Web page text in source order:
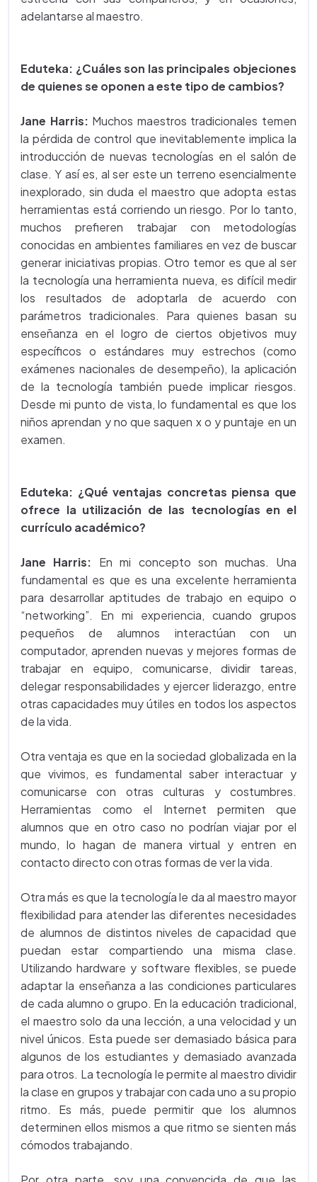
adelantarse al maestro.
Eduteka: ¿Cuáles son las principales objeciones
de quienes se oponen a este tipo de cambios?
Jane Harris: Muchos maestros tradicionales temen
la pérdida de control que inevitablemente implica la
introducción de nuevas tecnologías en el salón de
clase. Y así es, al ser este un terreno esencialmente
inexplorado, sin duda el maestro que adopta estas
herramientas está corriendo un riesgo. Por lo tanto,
muchos prefieren trabajar con metodologías
conocidas en ambientes familiares en vez de buscar
generar iniciativas propias. Otro temor es que al ser
la tecnología una herramienta nueva, es difícil medir
los resultados de adoptarla de acuerdo con
parámetros tradicionales. Para quienes basan su
enseñanza en el logro de ciertos objetivos muy
específicos o estándares muy estrechos (como
exámenes nacionales de desempeño), la aplicación
de la tecnología también puede implicar riesgos.
Desde mi punto de vista, lo fundamental es que los
niños aprendan y no que saquen x o y puntaje en un
examen.
Eduteka: ¿Qué ventajas concretas piensa que
ofrece la utilización de las tecnologías en el
currículo académico?
Jane Harris: En mi concepto son muchas. Una
fundamental es que es una excelente herramienta
para desarrollar aptitudes de trabajo en equipo o
“networking”. En mi experiencia, cuando grupos
pequeños de alumnos interactúan con un
computador, aprenden nuevas y mejores formas de
trabajar en equipo, comunicarse, dividir tareas,
delegar responsabilidades y ejercer liderazgo, entre
otras capacidades muy útiles en todos los aspectos
de la vida.
Otra ventaja es que en la sociedad globalizada en la
que vivimos, es fundamental saber interactuar y
comunicarse con otras culturas y costumbres.
Herramientas como el Internet permiten que
alumnos que en otro caso no podrían viajar por el
mundo, lo hagan de manera virtual y entren en
contacto directo con otras formas de ver la vida.
Otra más es que la tecnología le da al maestro mayor
flexibilidad para atender las diferentes necesidades
de alumnos de distintos niveles de capacidad que
puedan estar compartiendo una misma clase.
Utilizando hardware y software flexibles, se puede
adaptar la enseñanza a las condiciones particulares
de cada alumno o grupo. En la educación tradicional,
el maestro solo da una lección, a una velocidad y un
nivel únicos. Esta puede ser demasiado básica para
algunos de los estudiantes y demasiado avanzada
para otros. La tecnología le permite al maestro dividir
la clase en grupos y trabajar con cada uno a su propio
ritmo. Es más, puede permitir que los alumnos
determinen ellos mismos a que ritmo se sienten más
cómodos trabajando.